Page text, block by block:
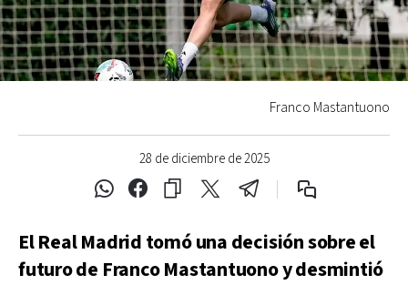
28 de diciembre de 2025
Franco Mastantuono
El Real Madrid tomó una decisión sobre el
futuro de Franco Mastantuono y desmintió